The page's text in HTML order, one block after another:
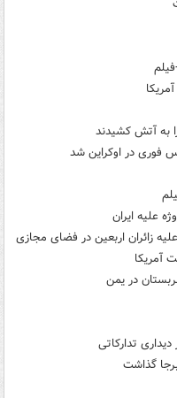
به آتش کشیدند
فوری در اوکراین شد
علیه ایران
زائران اربعین در فضای مجازی
آمریکا
در یمن
تدارکاتی
گذاشت